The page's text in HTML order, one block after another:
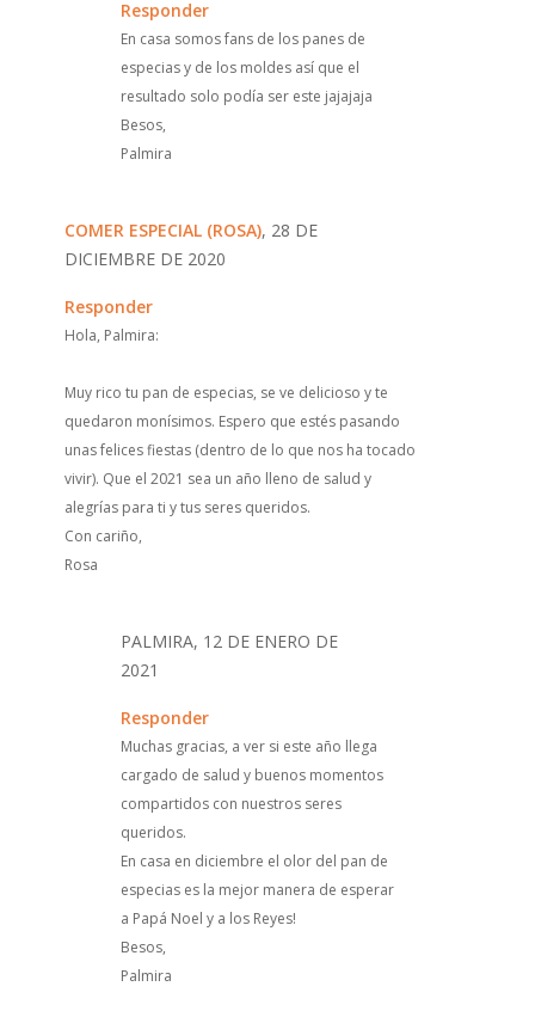
Responder
En casa somos fans de los panes de
especias y de los moldes así que el
resultado solo podía ser este jajajaja
Besos,
Palmira
COMER ESPECIAL (ROSA), 28 DE
DICIEMBRE DE 2020
Responder
Hola, Palmira:
Muy rico tu pan de especias, se ve delicioso y te
quedaron monísimos. Espero que estés pasando
unas felices fiestas (dentro de lo que nos ha tocado
vivir). Que el 2021 sea un año lleno de salud y
alegrías para ti y tus seres queridos.
Con cariño,
Rosa
PALMIRA, 12 DE ENERO DE
2021
Responder
Muchas gracias, a ver si este año llega
cargado de salud y buenos momentos
compartidos con nuestros seres
queridos.
En casa en diciembre el olor del pan de
especias es la mejor manera de esperar
a Papá Noel y a los Reyes!
Besos,
Palmira